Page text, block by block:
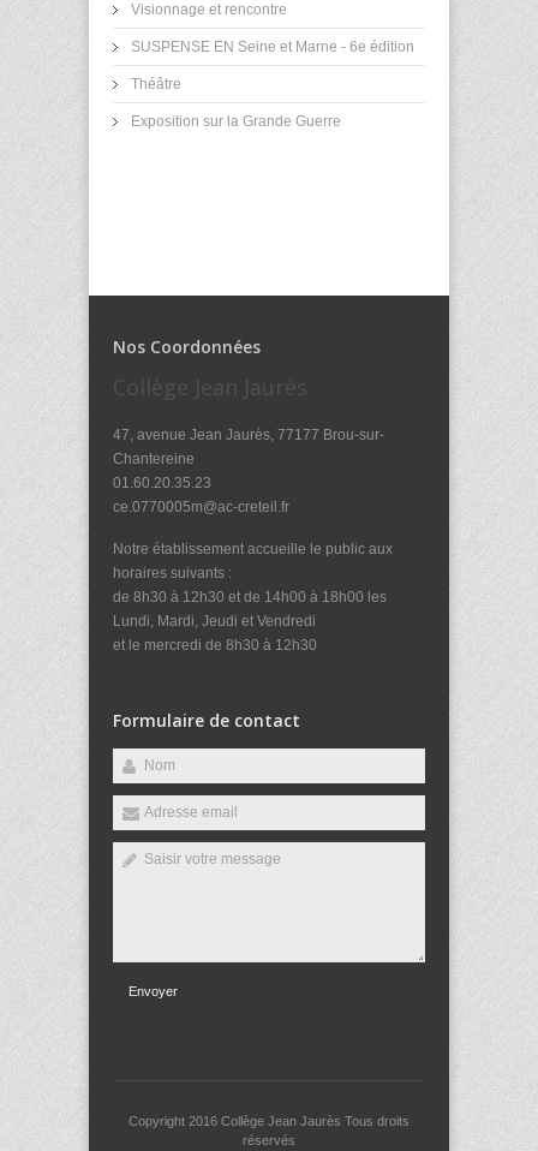
Visionnage et rencontre
SUSPENSE EN Seine et Marne - 6e édition
Théâtre
Exposition sur la Grande Guerre
Nos Coordonnées
Collège Jean Jaurès
47, avenue Jean Jaurès, 77177 Brou-sur-
Chantereine
01.60.20.35.23
ce.0770005m@ac-creteil.fr
Notre établissement accueille le public aux
horaires suivants :
de 8h30 à 12h30 et de 14h00 à 18h00 les
Lundi, Mardi, Jeudi et Vendredi
et le mercredi de 8h30 à 12h30
Formulaire de contact
Envoyer
Copyright 2016 Collège Jean Jaurès Tous droits
réservés